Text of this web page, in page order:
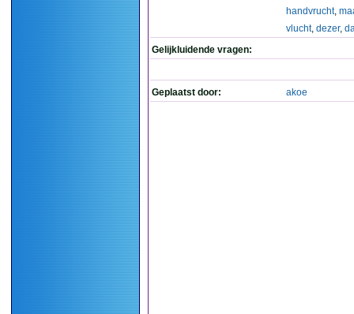
handvrucht,
vlucht, dezer,
Gelijkluidende vragen:
Geplaatst door: akoe